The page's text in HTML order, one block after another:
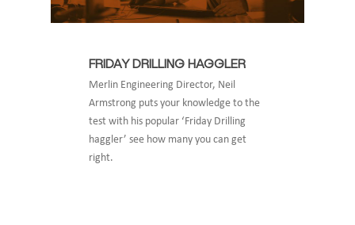
FRIDAY DRILLING HAGGLER
Merlin Engineering Director, Neil
Armstrong puts your knowledge to the
test with his popular ‘Friday Drilling
haggler’ see how many you can get
right.